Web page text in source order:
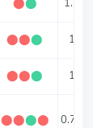
⬤⬤⬤ 1
⬤⬤⬤ 1
⬤⬤⬤⬤ 0.75